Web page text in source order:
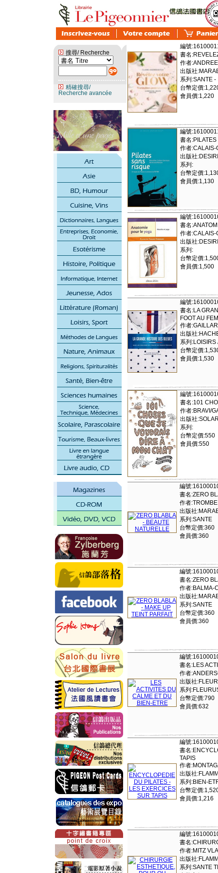
搜尋/ Recherche
精確搜尋/
Recherche avancée
編號
書名
作者
出版社
系列:SANTE
台幣定價
會員價:1,220
編號
書名
作者:CALAIS-
出版社
系列:
台幣定價
會員價:1,130
編號
書名
作者:CALAIS-
出版社
系列:
台幣定價
會員價:1,500
編號
書名:LA
FOOT AU
作者
出版社
系列:LOISIRS
台幣定價
會員價:1,530
編號
書名:101
作者:BRAVI/
出版社
系列:
台幣定價:550
會員價:550
編號
書名:ZERO
作者
出版社
系列:SANTE
台幣定價:360
會員價:360
編號
書名:ZERO
作者:BALMA-
出版社
系列:SANTE
台幣定價:360
會員價:360
編號
書名:LES
作者
出版社
系列
台幣定價:790
會員價:632
編號
書名
TAPIS
作者
出版社
系列:BIEN-
台幣定價
會員價:1,216
編號
書名
作者:MITZ
出版社
系列:SANTE